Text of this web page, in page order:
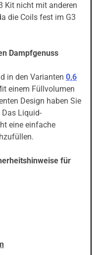
Kit nicht mit anderen
die Coils fest im G3
Dampfgenuss
in den Varianten 0,6
einem Füllvolumen
Design haben Sie
Liquid-
eine einfache
für